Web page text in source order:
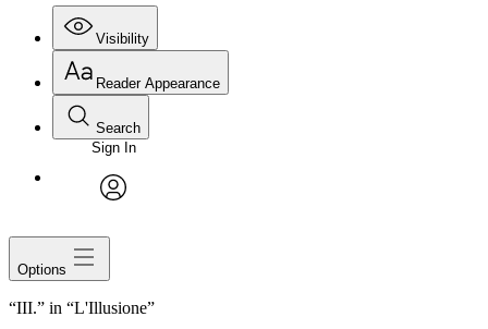
Visibility
Reader Appearance
Search
Sign In
Options
“III.” in “L'Illusione”